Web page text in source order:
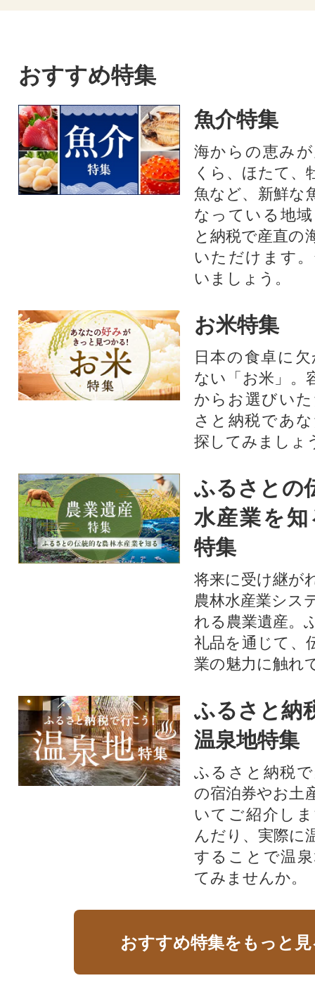
おすすめ特集
魚介特集
海からの恵み
くら、ほたて、
魚など、新鮮な
なっている地
と納税で産直の
いただけます
いましょう。
お米特集
日本の食卓に
ない「お米」。
からお選びい
さと納税であ
探してみましょ
ふるさとの
水産業を
特集
将来に受け継が
農林水産業シス
れる農業遺産。
礼品を通じて、
業の魅力に触れ
ふるさと納
温泉地特集
ふるさと納税
の宿泊券やお土
いてご紹介し
んだり、実際に
することで温
てみませんか。
おすすめ特集をもっと